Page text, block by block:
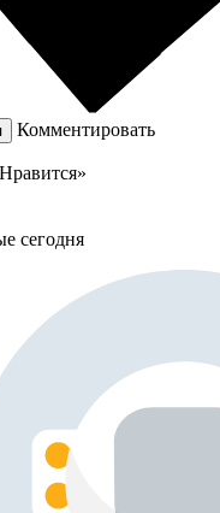
Комментировать
сегодня